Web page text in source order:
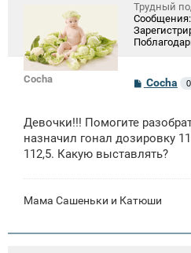
Cocha
Трудный
Сообщения:
С
щ
е
н
и
Cocha
Девочки!!! Помогите
назначил гонал дозировку
112,5. Какую выставлять?
Мама Сашеньки и Катюши